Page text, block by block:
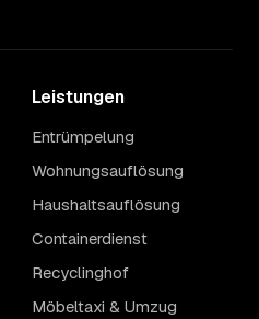
Leistungen
Entrümpelung
Wohnungsauflösung
Haushaltsauflösung
Containerdienst
Recyclinghof
Möbeltaxi & Umzug